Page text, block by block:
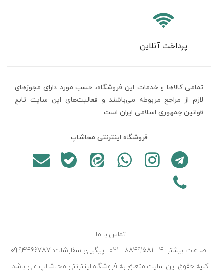
پرداخت آنلاین
تمامی كالاها و خدمات اين فروشگاه، حسب مورد دارای مجوزهای
لازم از مراجع مربوطه می‌باشند و فعاليت‌های اين سايت تابع
قوانين جمهوری اسلامی ایران است.
فروشگاه اینترنتی محاشاپ
تماس با ما
اطلاعات بیشتر: 4 - 88491581 - 021 | پیگیری سفارشات: 09194466787
کليه حقوق اين سايت متعلق به فروشگاه اينترنتی محـاشـاپ می باشد.